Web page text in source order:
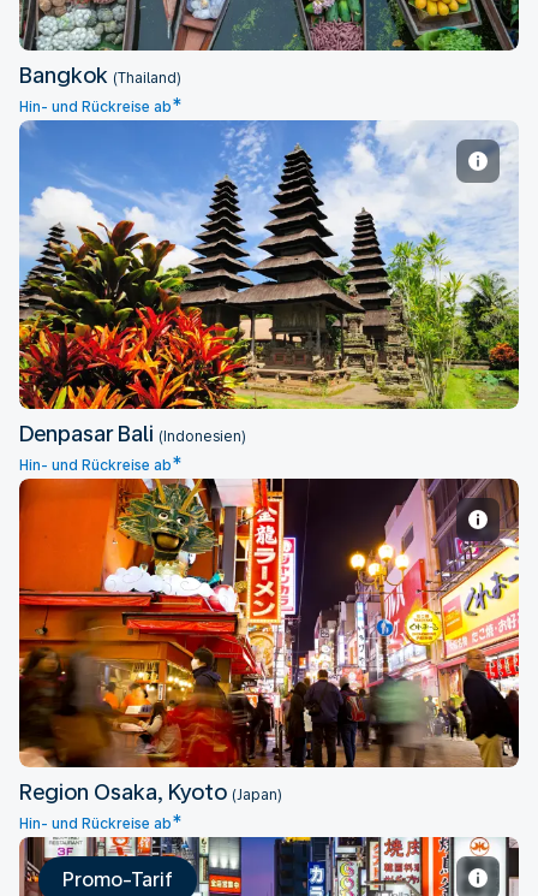
Bangkok (Thailand)
Hin- und Rückreise ab*
Denpasar Bali
Denpasar Bali (Indonesien)
Hin- und Rückreise ab*
Region Osaka, Kyoto
Region Osaka, Kyoto (Japan)
Hin- und Rückreise ab*
Promo-Tarif